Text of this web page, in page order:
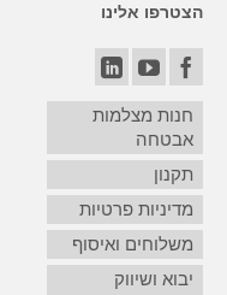
הצטרפו אלינו
חנות מצלמות
אבטחה
תקנון
מדיניות פרטיות
משלוחים ואיסוף
יבוא ושיווק